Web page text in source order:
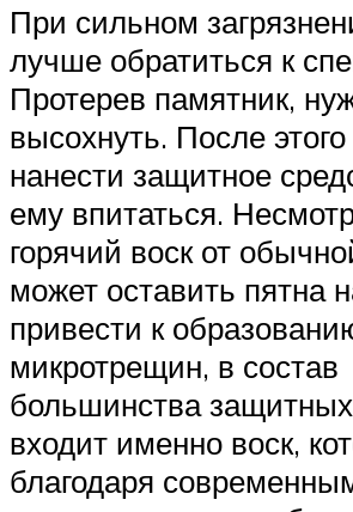
При сильном
лучше обратиться к
Протерев памятник,
высохнуть. После
нанести защитное
ему впитаться.
горячий воск от
может оставить пятна
привести к
микротрещин, в состав
большинства
входит именно воск,
благодаря